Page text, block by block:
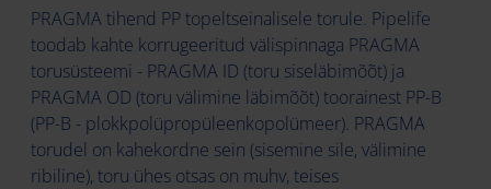
PRAGMA tihend PP topeltseinalisele torule. Pipelife
toodab kahte korrugeeritud välispinnaga PRAGMA
torusüsteemi - PRAGMA ID (toru siseläbimõõt) ja
PRAGMA OD (toru välimine läbimõõt) toorainest PP-B
(PP-B - plokkpolüpropüleenkopolümeer). PRAGMA
torudel on kahekordne sein (sisemine sile, välimine
ribiline), toru ühes otsas on muhv, teises